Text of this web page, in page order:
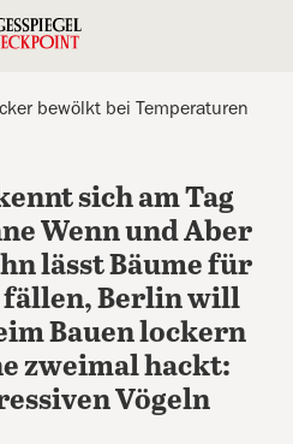
bewölkt bei Temperaturen
sich am Tag
Wenn und Aber
lässt Bäume für
fällen, Berlin will
Bauen lockern
zweimal hackt:
Vögeln